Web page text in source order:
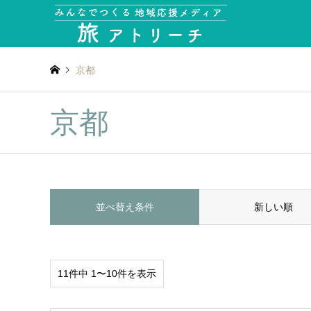
京都
京都
並べ替え条件 新しい順
11件中 1〜10件を表示